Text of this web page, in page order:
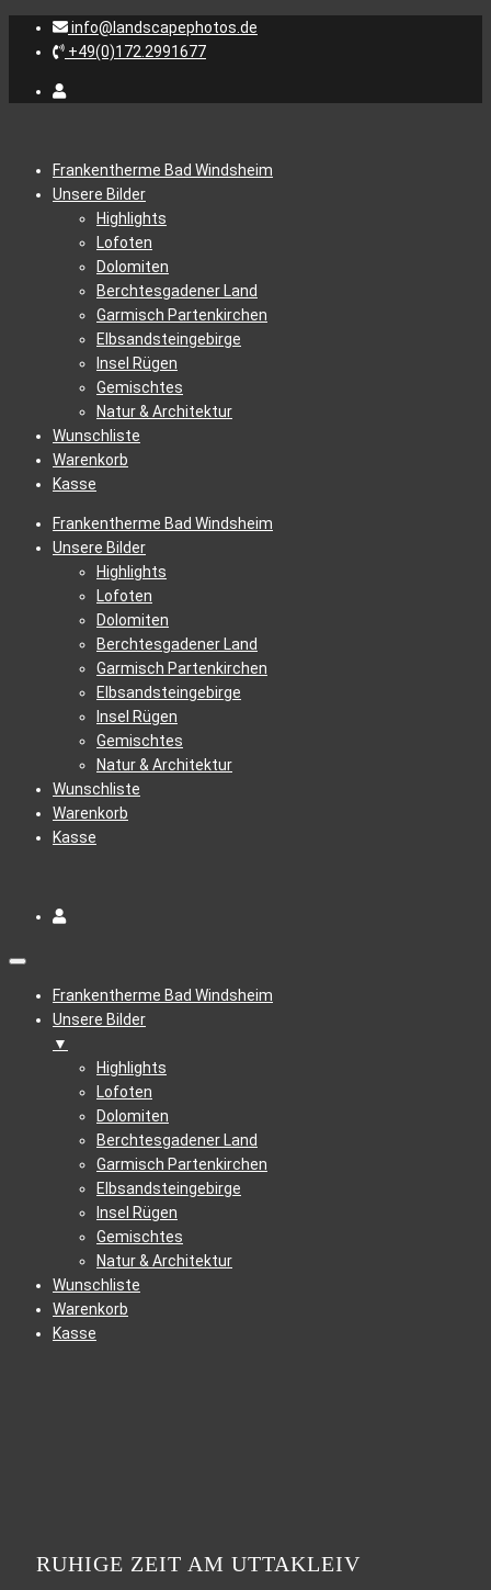
info@landscapephotos.de
+49(0)172.2991677
Frankentherme Bad Windsheim
Unsere Bilder
Highlights
Lofoten
Dolomiten
Berchtesgadener Land
Garmisch Partenkirchen
Elbsandsteingebirge
Insel Rügen
Gemischtes
Natur & Architektur
Wunschliste
Warenkorb
Kasse
Frankentherme Bad Windsheim
Unsere Bilder
Highlights
Lofoten
Dolomiten
Berchtesgadener Land
Garmisch Partenkirchen
Elbsandsteingebirge
Insel Rügen
Gemischtes
Natur & Architektur
Wunschliste
Warenkorb
Kasse
Frankentherme Bad Windsheim
Unsere Bilder
▼
Highlights
Lofoten
Dolomiten
Berchtesgadener Land
Garmisch Partenkirchen
Elbsandsteingebirge
Insel Rügen
Gemischtes
Natur & Architektur
Wunschliste
Warenkorb
Kasse
RUHIGE ZEIT AM UTTAKLEIV